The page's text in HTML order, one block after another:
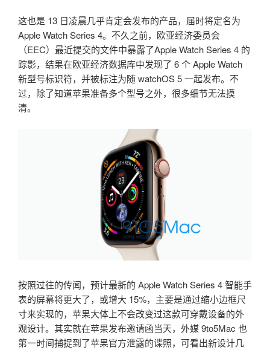
这也是 13 日凌晨几乎肯定会发布的产品，届时将定名为
Apple Watch Series 4。不久之前，欧亚经济委员会
（EEC）最近提交的文件中暴露了Apple Watch Series 4 的
踪影，结果在欧亚经济数据库中发现了 6 个 Apple Watch
新型号标识符，并被标注为随 watchOS 5 一起发布。不
过，除了知道苹果准备多个型号之外，很多细节无法摸
清。
按照过往的传闻，预计最新的 Apple Watch Series 4 智能手
表的屏幕将更大了，或增大 15%，主要是通过缩小边框尺
寸来实现的，苹果大体上不会改变过这款可穿戴设备的外
观设计。其实就在苹果发布邀请函当天，外媒 9to5Mac 也
第一时间捕捉到了苹果官方泄露的谍照，可看出新设计几